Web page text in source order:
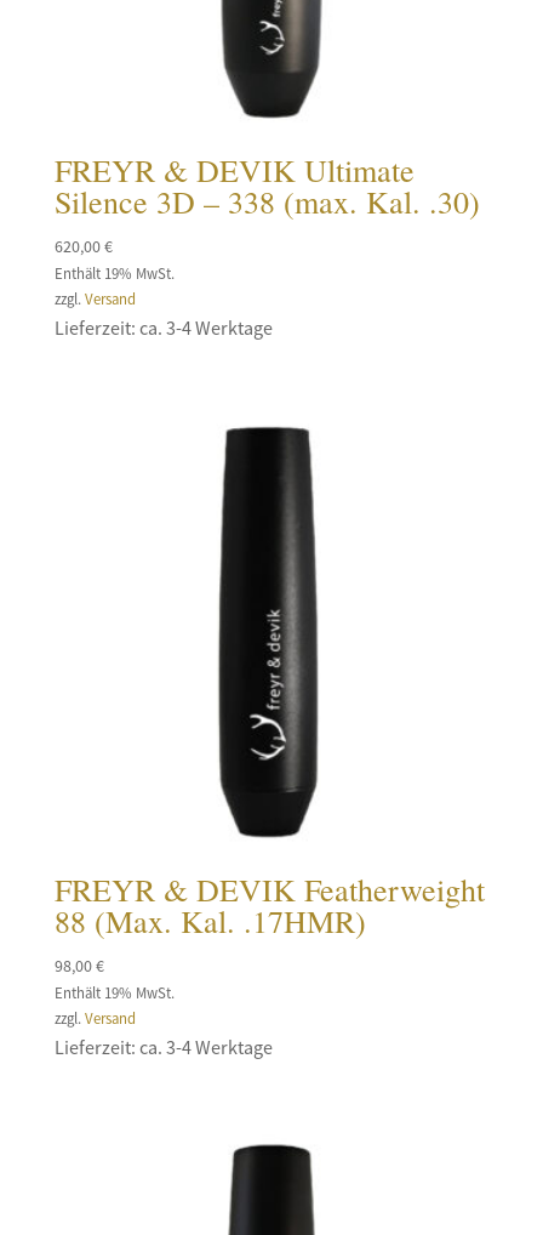
FREYR & DEVIK Ultimate
Silence 3D – 338 (max. Kal. .30)
620,00€
Enthält 19% MwSt.
zzgl. Versand
Lieferzeit: ca. 3-4 Werktage
FREYR & DEVIK Featherweight
88 (Max. Kal. .17HMR)
98,00€
Enthält 19% MwSt.
zzgl.Versand
Lieferzeit: ca. 3-4 Werktage